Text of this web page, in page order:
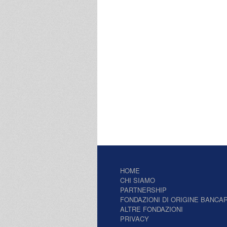
HOME
CHI SIAMO
PARTNERSHIP
FONDAZIONI DI ORIGINE
ALTRE FONDAZIONI
PRIVACY